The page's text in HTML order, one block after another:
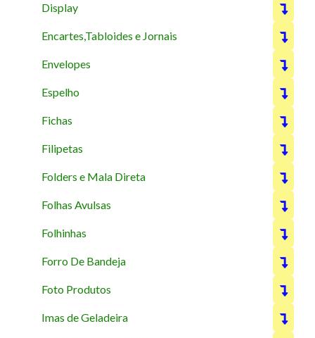
Display
Encartes,Tabloides e Jornais
Envelopes
Espelho
Fichas
Filipetas
Folders e Mala Direta
Folhas Avulsas
Folhinhas
Forro De Bandeja
Foto Produtos
Imas de Geladeira